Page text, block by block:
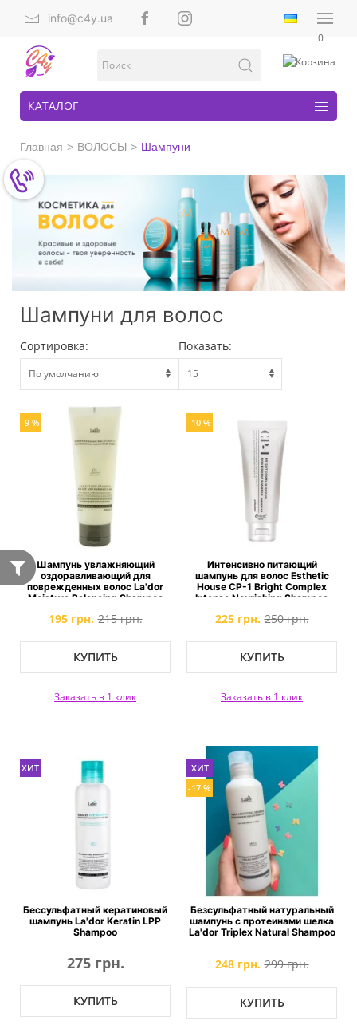
info@c4y.ua
0
КАТАЛОГ
Главная ВОЛОСЫ Шампуни
Шампуни для волос
Сортировка: Показать:
-9 %
Шампунь увлажняющий
оздоравливающий для
поврежденных волос La'dor
Moisture Balancing Shampoo
195 грн. 215 грн.
КУПИТЬ
Заказать в 1 клик
-10 %
Интенсивно питающий
шампунь для волос Esthetic
House CP-1 Bright Complex
Intense Nourishing Shampoo
225 грн. 250 грн.
КУПИТЬ
Заказать в 1 клик
ХИТ
Бессульфатный кератиновый
шампунь La'dor Keratin LPP
Shampoo
275 грн.
КУПИТЬ
ХИТ
-17 %
Безсульфатный натуральный
шампунь с протеинами шелка
La'dor Triplex Natural Shampoo
248 грн. 299 грн.
КУПИТЬ